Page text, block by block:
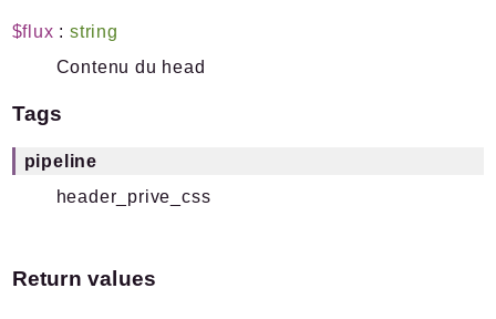
$flux :string
Contenu du head
Tags
pipeline
header_prive_css
Return values